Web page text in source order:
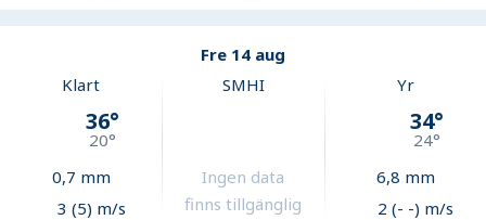
Fre 14 aug
Klart
36°
20°
0,7 mm
3 (5) m/s
SMHI
Ingen data
finns tillgänglig
Yr
34°
24°
6,8 mm
2 (- -) m/s